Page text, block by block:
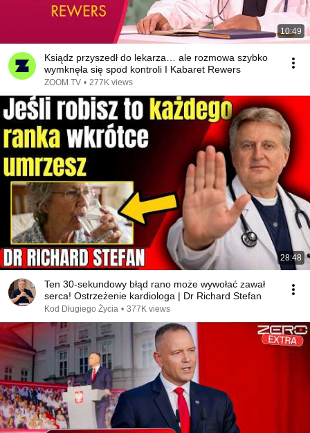
10:49
Ksiądz przyszedł do lekarza… ale rozmowa szybko
wymknęła się spod kontroli I Kabaret Rewers
ZOOM TV • 277K views
28:48
Ten 30-sekundowy błąd rano może wywołać zawał
serca! Ostrzeżenie kardiologa | Dr Richard Stefan
Kod Długiego Życia • 377K views